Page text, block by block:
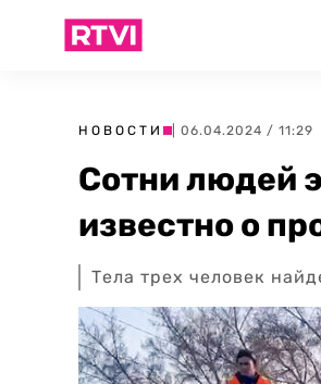
НОВОСТИ | 06.04.2024 / 11:29
Сотни людей
известно о
Тела трех человек